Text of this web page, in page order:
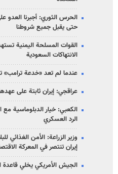
الحرس الثوري: أجبرنا
حتى يقبل جميع شروطنا
القوات المسلحة اليمنية
الانتهاكات السعودية
عندما لم تعد «خدعة ترامب»
عراقجي: إيران ثابتة على
الكعبي: خيار الدبلوماسية
الرد العسكري
وزير الزراعة: الأمن الغذائي
إيران تنتصر في المعركة
الجيش الأمريكي يخلي قاعدة